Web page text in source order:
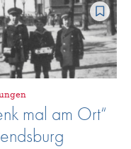
mal am Ort“